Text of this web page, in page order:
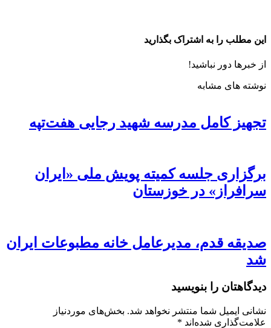
این مطلب را به اشتراک بگذارید
از خبرها دور نباشید!
نوشته های مشابه
تجهیز کامل مدرسه شهید رجایی هفت‌تپه
برگزاری جلسه کمیته پویش ملی «ایران
سرافراز» در خوزستان
صدیقه قدم، مدیرعامل خانه مطبوعات ایران
شد
دیدگاهتان را بنویسید
نشانی ایمیل شما منتشر نخواهد شد. بخش‌های موردنیاز
علامت‌گذاری شده‌اند *